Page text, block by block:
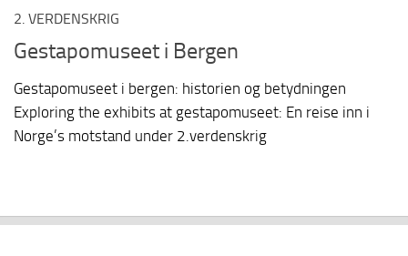
2. VERDENSKRIG
Gestapomuseet i Bergen
Gestapomuseet i bergen: historien og betydningen
Exploring the exhibits at gestapomuseet: En reise inn i
Norge’s motstand under 2.verdenskrig